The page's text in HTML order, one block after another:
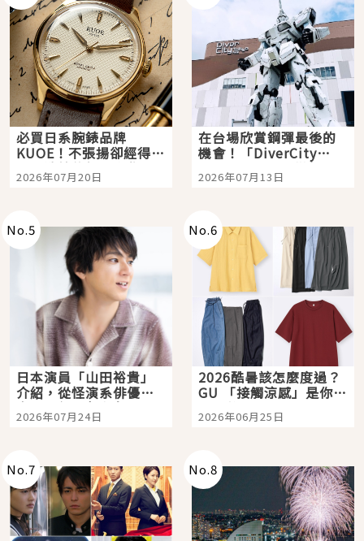
必買日系腕錶品牌
KUOE！不張揚卻經得起
時間洗鍊的經典之作五
選
2026年07月20日
在台場欣賞鋼彈最後的
機會！「DiverCity
Tokyo Plaza」搭船、
購物、美食及夜景，一
2026年07月13日
No.5
日本演員「山田裕貴」
介紹，從怪演系俳優走
向國民級日劇主角
2026年07月24日
No.6
2026酷暑該怎麼度過？
GU 「接觸涼感」是你的
夏日救星
2026年06月25日
No.7 No.8